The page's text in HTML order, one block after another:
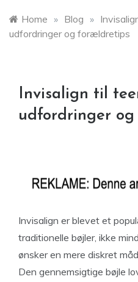
Home » Blog »
udfordringer og forældretips
Invisalign til
udfordringer
Invisalign er blevet et
traditionelle bøjler, ikke
ønsker en mere diskret
Den gennemsigtige bøjle